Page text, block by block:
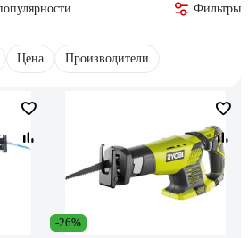
Фильтры
Цена Производители
-26%